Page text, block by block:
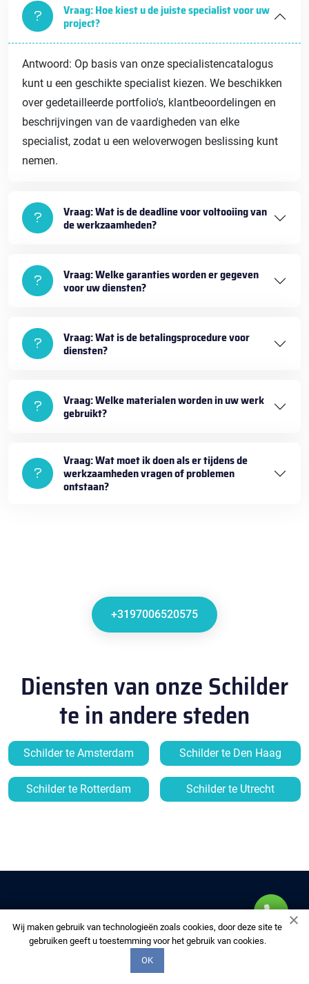
Vraag: Hoe kiest u de juiste specialist voor uw
project?
Antwoord: Op basis van onze specialistencatalogus
kunt u een geschikte specialist kiezen. We beschikken
over gedetailleerde portfolio's, klantbeoordelingen en
beschrijvingen van de vaardigheden van elke
specialist, zodat u een weloverwogen beslissing kunt
nemen.
Vraag: Wat is de deadline voor voltooiing van
de werkzaamheden?
Vraag: Welke garanties worden er gegeven
voor uw diensten?
Vraag: Wat is de betalingsprocedure voor
diensten?
Vraag: Welke materialen worden in uw werk
gebruikt?
Vraag: Wat moet ik doen als er tijdens de
werkzaamheden vragen of problemen
ontstaan?
+3197006520575
Diensten van onze Schilder
te in andere steden
Schilder te Amsterdam Schilder te Den Haag
Schilder te Rotterdam Schilder te Utrecht
Wij maken gebruik van technologieën zoals cookies, door deze site te
gebruiken geeft u toestemming voor het gebruik van cookies.
OK
MULTIFIX-DAKDEKKERS